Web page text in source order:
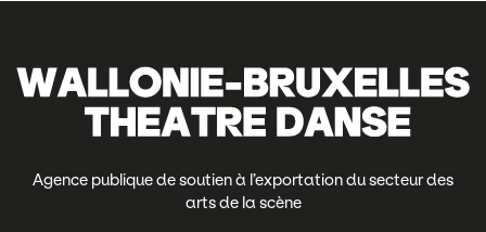
Agence publique de soutien à l’exportation du secteur des
arts de la scène